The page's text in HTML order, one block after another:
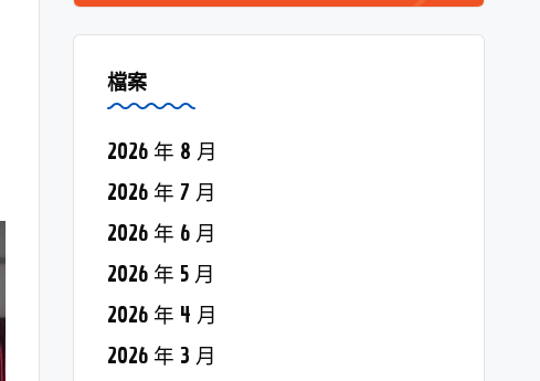
檔案
2026 年 8 月
2026 年 7 月
2026 年 6 月
2026 年 5 月
2026 年 4 月
2026 年 3 月